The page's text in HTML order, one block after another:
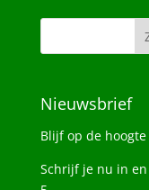
Nieuwsbrief
Blijf op de
Schrijf je nu in